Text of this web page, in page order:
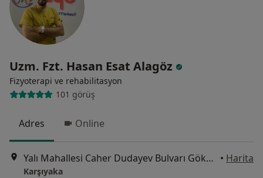
Uzm. Fzt. Hasan Esat Alagöz
Fizyoterapi ve rehabilitasyon
101 görüş
Adres Online
Yalı Mahallesi Caher Dudayev Bulvarı Gökkuşağı Apartmanı No:99 K:1 D:1, İzmir • Harita
Karşıyaka